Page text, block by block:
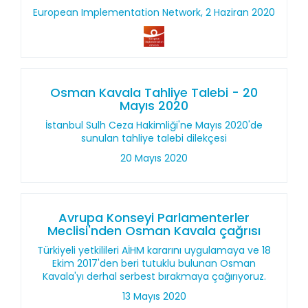
European Implementation Network, 2 Haziran 2020
Osman Kavala Tahliye Talebi - 20
Mayıs 2020
İstanbul Sulh Ceza Hakimliği'ne Mayıs 2020'de
sunulan tahliye talebi dilekçesi
20 Mayıs 2020
Avrupa Konseyi Parlamenterler
Meclisi'nden Osman Kavala çağrısı
Türkiyeli yetkilileri AİHM kararını uygulamaya ve 18
Ekim 2017'den beri tutuklu bulunan Osman
Kavala'yı derhal serbest bırakmaya çağırıyoruz.
13 Mayıs 2020